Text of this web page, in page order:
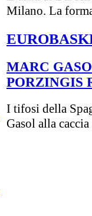
Milano. La
MARC
PORZINGIS
I tifosi della
Gasol alla